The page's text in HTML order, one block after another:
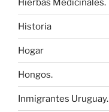
Hierbas Medicinales.
Historia
Hogar
Hongos.
Inmigrantes Uruguay.